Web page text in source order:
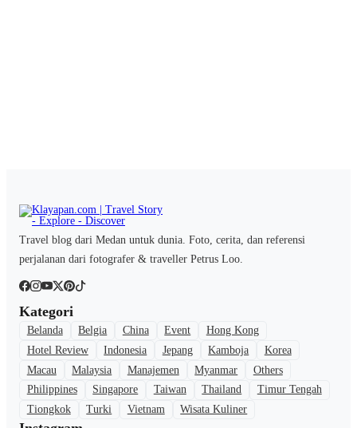
Travel blog dari Medan untuk dunia. Foto, cerita, dan referensi
perjalanan dari fotografer & traveller Petrus Loo.
Kategori
Belanda Belgia China Event
Hong Kong
Hotel Review
Indonesia Jepang Kamboja
Korea
Macau
Malaysia Manajemen Myanmar
Others
Philippines
Singapore Taiwan Thailand
Timur Tengah
Tiongkok
Turki Vietnam Wisata Kuliner